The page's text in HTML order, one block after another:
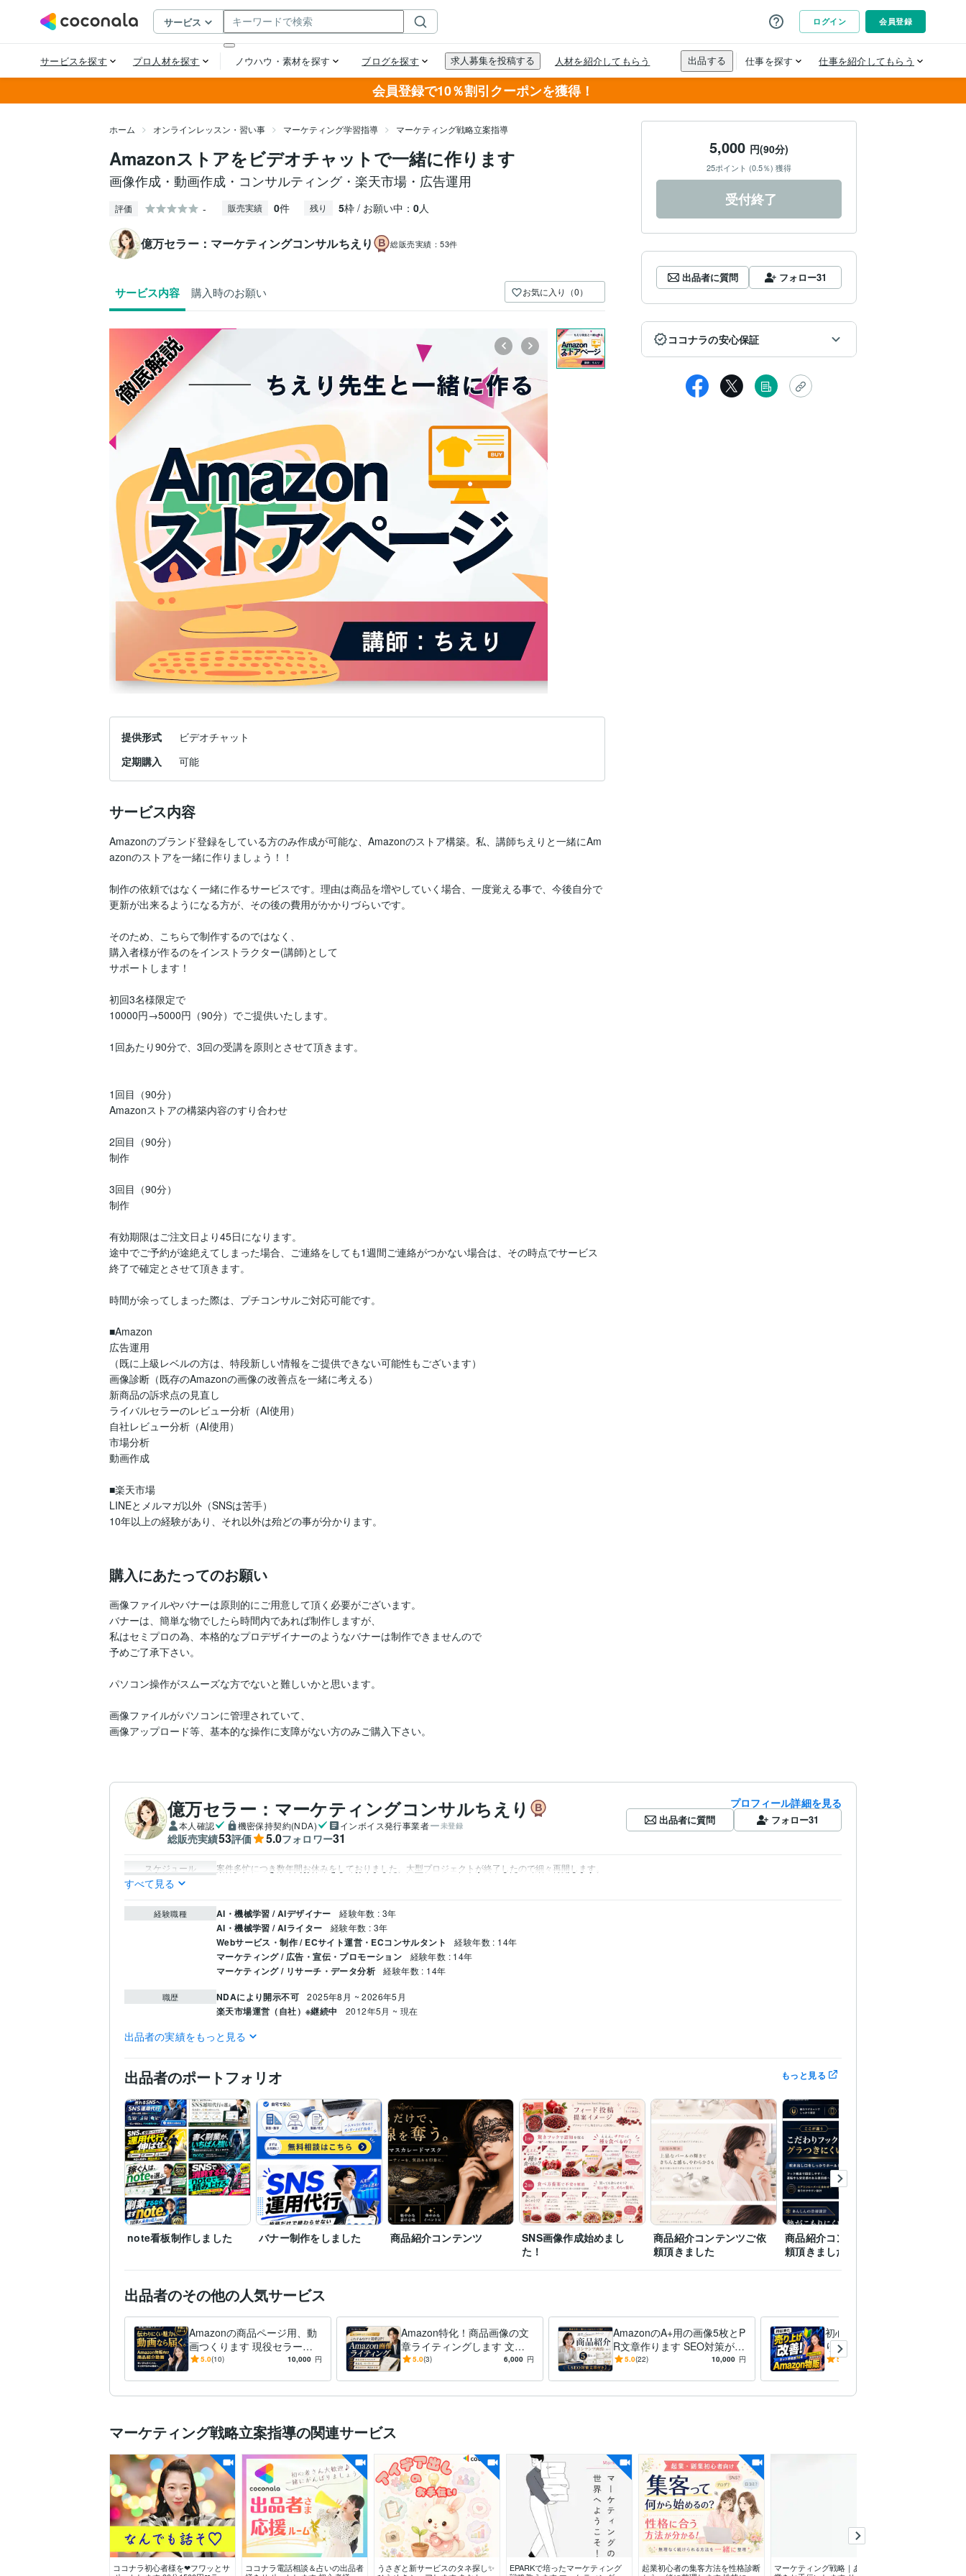
会員登録で10％割引クーポンを獲得！
ホーム オンラインレッスン・習い事 マーケティング学習指導 マーケティング戦略立案指導
Amazonストアをビデオチャットで一緒に作ります
画像作成・動画作成・コンサルティング・楽天市場・広告運用
評価 - 販売実績 0件 残り 5枠 / お願い中： 0人
億万セラー：マーケティングコンサルちえり 総販売実績： 53件
サービス内容 購入時のお願い お気に入り（0）
提供形式
ビデオチャット
定期購入
可能
サービス内容
Amazonのブランド登録をしている方のみ作成が可能な、Amazonのストア構築。私、講師ちえりと一緒にAm
azonのストアを一緒に作りましょう！！
制作の依頼ではなく一緒に作るサービスです。理由は商品を増やしていく場合、一度覚える事で、今後自分で
更新が出来るようになる方が、その後の費用がかかりづらいです。
そのため、こちらで制作するのではなく、
購入者様が作るのをインストラクター(講師)として
サポートします！
初回3名様限定で
10000円→5000円（90分）でご提供いたします。
1回あたり90分で、3回の受講を原則とさせて頂きます。
1回目（90分）
Amazonストアの構築内容のすり合わせ
2回目（90分）
制作
3回目（90分）
制作
有効期限はご注文日より45日になります。
途中でご予約が途絶えてしまった場合、ご連絡をしても1週間ご連絡がつかない場合は、その時点でサービス
終了で確定とさせて頂きます。
時間が余ってしまった際は、プチコンサルご対応可能です。
■Amazon
広告運用
（既に上級レベルの方は、特段新しい情報をご提供できない可能性もございます）
画像診断（既存のAmazonの画像の改善点を一緒に考える）
新商品の訴求点の見直し
ライバルセラーのレビュー分析（AI使用）
自社レビュー分析（AI使用）
市場分析
動画作成
■楽天市場
LINEとメルマガ以外（SNSは苦手）
10年以上の経験があり、それ以外は殆どの事が分かります。
購入にあたってのお願い
画像ファイルやバナーは原則的にご用意して頂く必要がございます。
バナーは、簡単な物でしたら時間内であれば制作しますが、
私はセミプロの為、本格的なプロデザイナーのようなバナーは制作できませんので
予めご了承下さい。
パソコン操作がスムーズな方でないと難しいかと思います。
画像ファイルがパソコンに管理されていて、
画像アップロード等、基本的な操作に支障がない方のみご購入下さい。
5,000 円(90分)
25ポイント (0.5％) 獲得
受付終了
出品者に質問 フォロー31
ココナラの安心保証
億万セラー：マーケティングコンサルちえり
本人確認 機密保持契約(NDA) インボイス発行事業者 未登録
総販売実績53評価 5.0フォロワー31
プロフィール詳細を見る
出品者に質問 フォロー31
スケジュール 案件多忙につき数年間お休みをしておりました。大型プロジェクトが終了したので細々再開します。
すべて見る
経験職種 AI・機械学習 / AIデザイナー 経験年数 : 3年
AI・機械学習 / AIライター 経験年数 : 3年
Webサービス・制作 / ECサイト運営・ECコンサルタント 経験年数 : 14年
マーケティング / 広告・宣伝・プロモーション 経験年数 : 14年
マーケティング / リサーチ・データ分析 経験年数 : 14年
職歴 NDAにより開示不可 2025年8月 ~ 2026年5月
楽天市場運営（自社）※継続中 2012年5月 ~ 現在
得意分野 Web制作・HP作成・EC構築
出品者の実績をもっと見る
出品者のポートフォリオ もっと見る
note看板制作しました バナー制作をしました 商品紹介コンテンツ
SNS画像作成始めまし
た！
商品紹介コンテンツご依
頼頂きました
商品紹介コンテンツご依
頼頂きました
出品者のその他の人気サービス
Amazonの商品ページ用、動
画つくります 現役セラーが
製作する、簡単なお任せ動画
5.0(10) 10,000 円
Amazon特化！商品画像の文
章ライティングします 文章
悪いと売れません！訴求点ワ
5.0(3) 6,000 円
AmazonのA+用の画像5枚とP
R文章作ります SEO対策が考
慮されたA+用の説明文もおま
5.0(22) 10,000 円
初心者限定。Amazonでの売
り方１から教えます 現役セ
ラーが実際にやってる売上改
5.0
マーケティング戦略立案指導の関連サービス
ココナラ初心者様を❤フワッとサ
ココナラ電話相談＆占いの出品者
うさぎと新サービスのタネ探し✨
EPARKで培ったマーケティング
起業初心者の集客方法を性格診断
マーケティング戦略｜あなたの開